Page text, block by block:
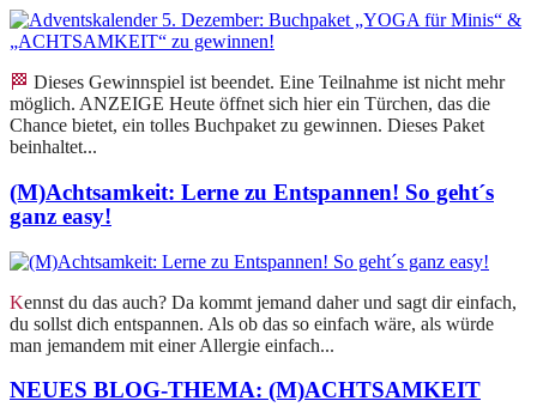
🏁 Dieses Gewinnspiel ist beendet. Eine Teilnahme ist nicht mehr
möglich. ANZEIGE Heute öffnet sich hier ein Türchen, das die
Chance bietet, ein tolles Buchpaket zu gewinnen. Dieses Paket
beinhaltet...
(M)Achtsamkeit: Lerne zu Entspannen! So geht´s
ganz easy!
Kennst du das auch? Da kommt jemand daher und sagt dir einfach,
du sollst dich entspannen. Als ob das so einfach wäre, als würde
man jemandem mit einer Allergie einfach...
NEUES BLOG-THEMA: (M)ACHTSAMKEIT